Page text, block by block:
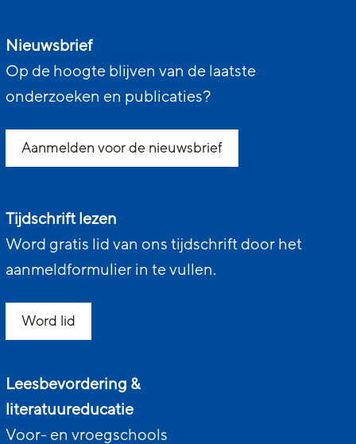
Nieuwsbrief
Op de hoogte blijven van de laatste
onderzoeken en publicaties?
Aanmelden voor de nieuwsbrief
Tijdschrift lezen
Word gratis lid van ons tijdschrift door het
aanmeldformulier in te vullen.
Word lid
Leesbevordering &
literatuureducatie
Voor- en vroegschools